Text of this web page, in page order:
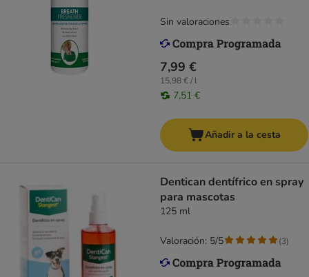
7,99 €
15,98 € / l
7,51 €
Sin valoraciones
Añadir a la cesta
Dentican dentífrico en spray
para mascotas
125 ml
Valoración: 5/5 (3)